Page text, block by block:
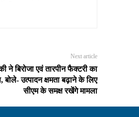
Next article
ने बिरोजा एवं तारपीन फैक्टरी का
बोले- उत्पादन क्षमता बढ़ाने के लिए
सीएम के समक्ष रखेंगे मामला